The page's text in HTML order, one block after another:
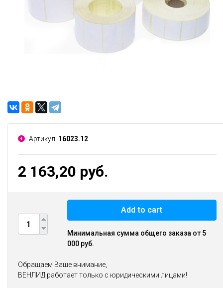
Артикул: 16023.12
2 163,20 руб.
Add to cart
Минимальная сумма общего заказа от 5
000 руб.
Обращаем Ваше внимание,
ВЕНЛИД работает только с юридическими лицами!